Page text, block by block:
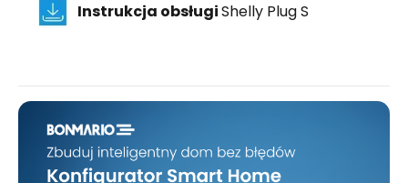
Instrukcja obsługiShelly Plug S